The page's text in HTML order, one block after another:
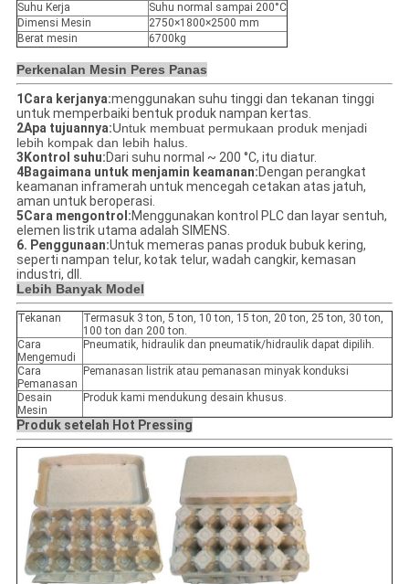
Suhu Kerja
Suhu normal sampai 200°C
Dimensi Mesin
2750×1800×2500 mm
Berat mesin
6700kg
Perkenalan Mesin Peres Panas
1Cara kerjanya:menggunakan suhu tinggi dan tekanan tinggi
untuk memperbaiki bentuk produk nampan kertas.
2Apa tujuannya:Untuk membuat permukaan produk menjadi
lebih kompak dan lebih halus.
3Kontrol suhu:Dari suhu normal ~ 200 °C, itu diatur.
4Bagaimana untuk menjamin keamanan:Dengan perangkat
keamanan inframerah untuk mencegah cetakan atas jatuh,
aman untuk beroperasi.
5Cara mengontrol:Menggunakan kontrol PLC dan layar sentuh,
elemen listrik utama adalah SIMENS.
6. Penggunaan:Untuk memeras panas produk bubuk kering,
seperti nampan telur, kotak telur, wadah cangkir, kemasan
industri, dll.
Lebih Banyak Model
Tekanan
Termasuk 3 ton, 5 ton, 10 ton, 15 ton, 20 ton, 25 ton, 30 ton,
100 ton dan 200 ton.
Cara
Mengemudi
Pneumatik, hidraulik dan pneumatik/hidraulik dapat dipilih.
Cara
Pemanasan
Pemanasan listrik atau pemanasan minyak konduksi
Desain
Mesin
Produk kami mendukung desain khusus.
Produk setelah Hot Pressing